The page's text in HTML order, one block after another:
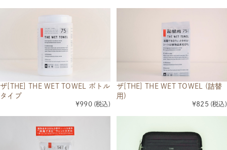
ザ[THE] THE WET TOWEL ボトル
タイプ
¥990 (税込)
ザ[THE] THE WET TOWEL (詰替
用)
¥825 (税込)